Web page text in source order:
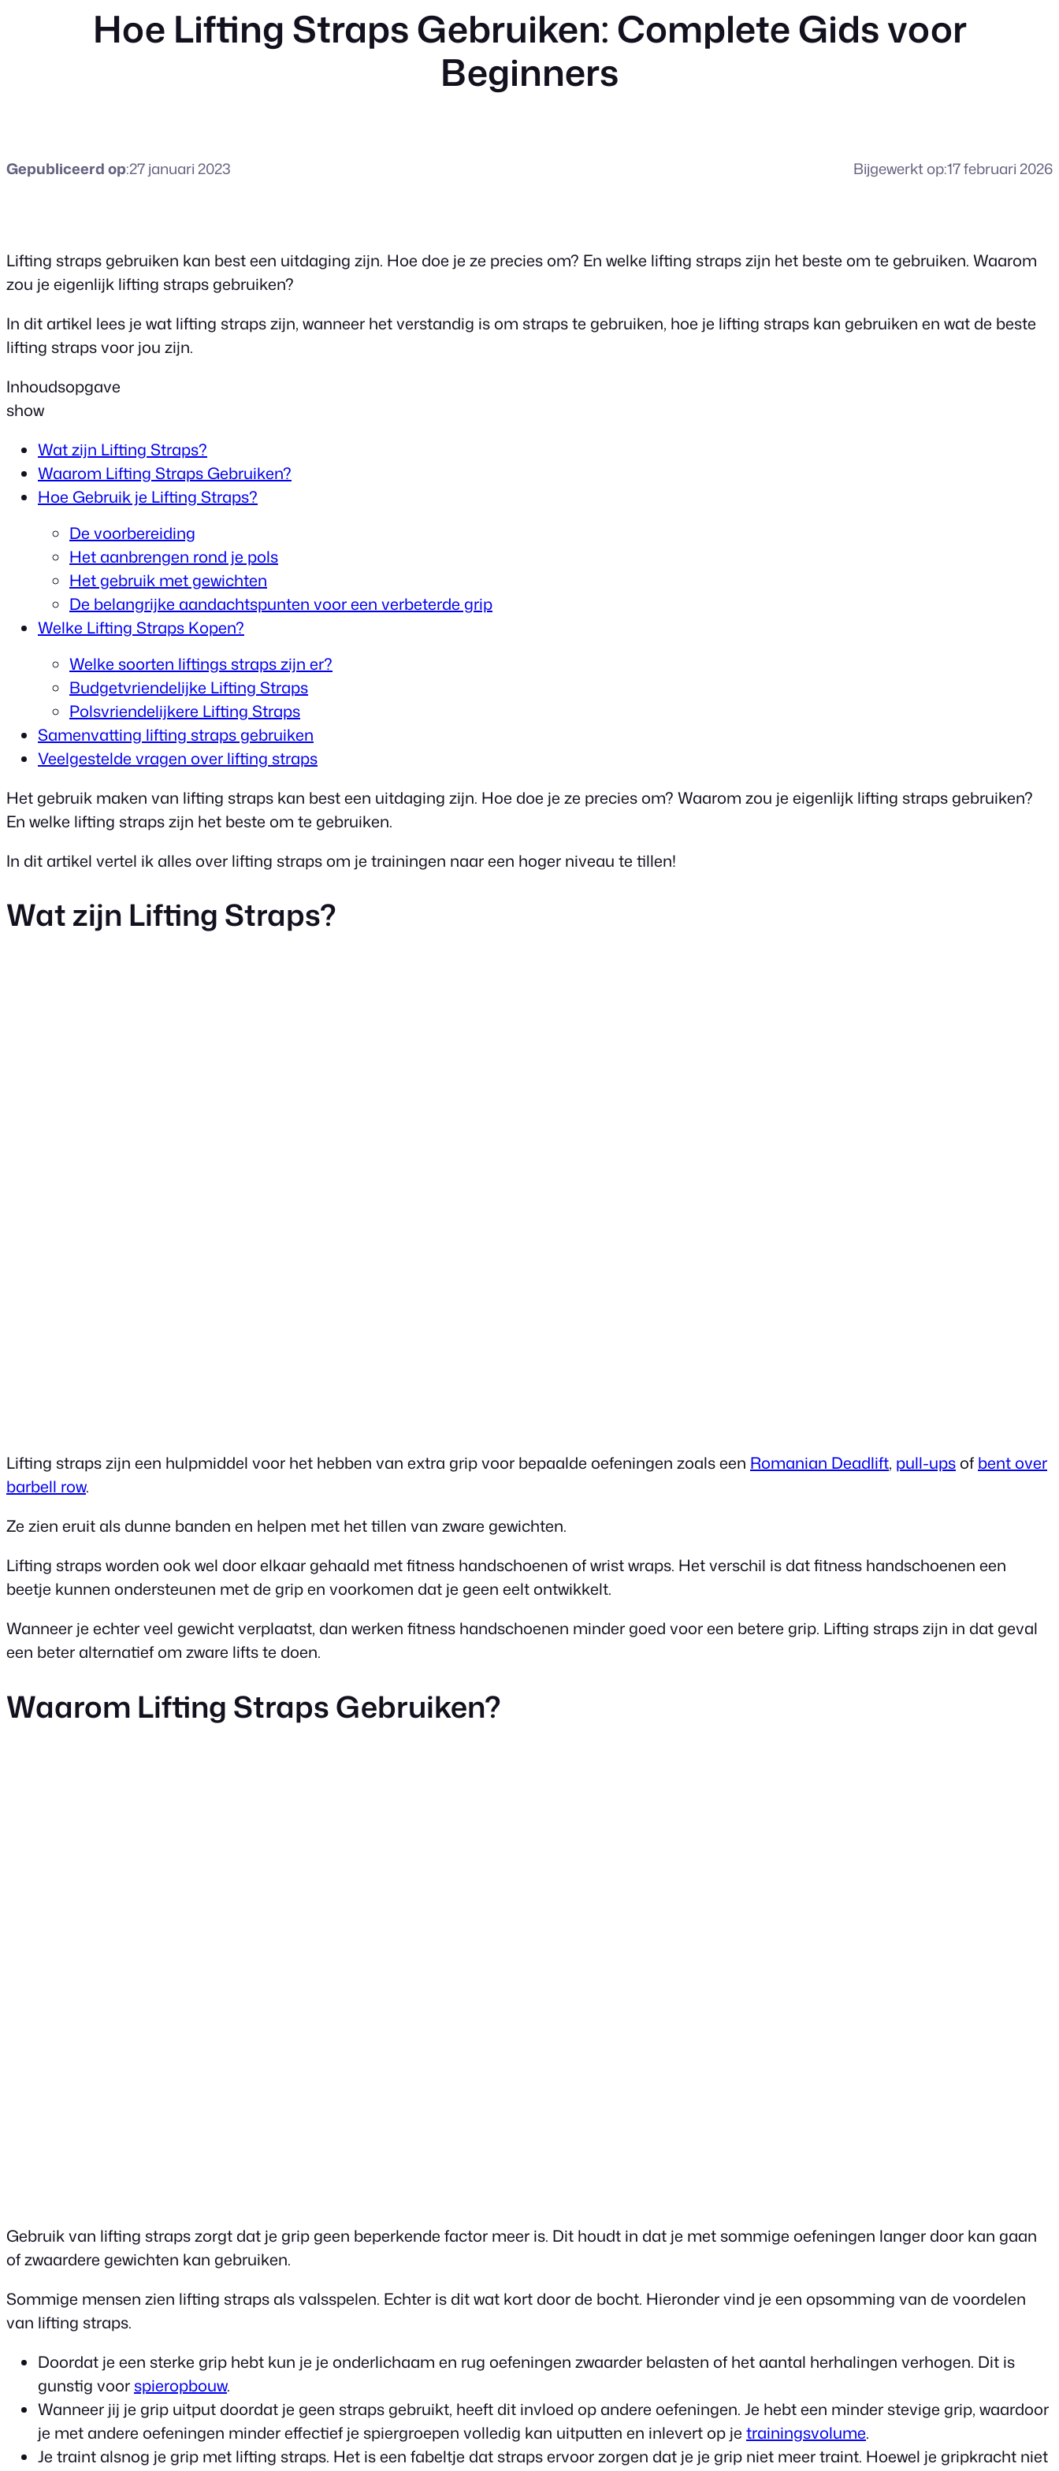
Hoe Lifting Straps Gebruiken: Complete Gids voor
Beginners
Gepubliceerd op:27 januari 2023 Bijgewerkt op:17 februari 2026
Lifting straps gebruiken kan best een uitdaging zijn. Hoe doe je ze precies om? En welke lifting straps zijn het beste om te gebruiken. Waarom
zou je eigenlijk lifting straps gebruiken?
In dit artikel lees je wat lifting straps zijn, wanneer het verstandig is om straps te gebruiken, hoe je lifting straps kan gebruiken en wat de beste
lifting straps voor jou zijn.
Inhoudsopgave
show
Wat zijn Lifting Straps?
Waarom Lifting Straps Gebruiken?
Hoe Gebruik je Lifting Straps?
De voorbereiding
Het aanbrengen rond je pols
Het gebruik met gewichten
De belangrijke aandachtspunten voor een verbeterde grip
Welke Lifting Straps Kopen?
Welke soorten liftings straps zijn er?
Budgetvriendelijke Lifting Straps
Polsvriendelijkere Lifting Straps
Samenvatting lifting straps gebruiken
Veelgestelde vragen over lifting straps
Het gebruik maken van lifting straps kan best een uitdaging zijn. Hoe doe je ze precies om? Waarom zou je eigenlijk lifting straps gebruiken?
En welke lifting straps zijn het beste om te gebruiken.
In dit artikel vertel ik alles over lifting straps om je trainingen naar een hoger niveau te tillen!
Wat zijn Lifting Straps?
Lifting straps zijn een hulpmiddel voor het hebben van extra grip voor bepaalde oefeningen zoals een Romanian Deadlift, pull-upsof bent over
barbell row.
Ze zien eruit als dunne banden en helpen met het tillen van zware gewichten.
Lifting straps worden ook wel door elkaar gehaald met fitness handschoenen of wrist wraps. Het verschil is dat fitness handschoenen een
beetje kunnen ondersteunen met de grip en voorkomen dat je geen eelt ontwikkelt.
Wanneer je echter veel gewicht verplaatst, dan werken fitness handschoenen minder goed voor een betere grip. Lifting straps zijn in dat geval
een beter alternatief om zware lifts te doen.
Waarom Lifting Straps Gebruiken?
Gebruik van lifting straps zorgt dat je grip geen beperkende factor meer is. Dit houdt in dat je met sommige oefeningen langer door kan gaan
of zwaardere gewichten kan gebruiken.
Sommige mensen zien lifting straps als valsspelen. Echter is dit wat kort door de bocht. Hieronder vind je een opsomming van de voordelen
van lifting straps.
Doordat je een sterke grip hebt kun je je onderlichaam en rug oefeningen zwaarder belasten of het aantal herhalingen verhogen. Dit is
gunstig voorspieropbouw.
Wanneer jij je grip uitput doordat je geen straps gebruikt, heeft dit invloed op andere oefeningen. Je hebt een minder stevige grip, waardoor
je met andere oefeningen minder effectief je spiergroepen volledig kan uitputten en inlevert op je trainingsvolume.
Je traint alsnog je grip met lifting straps. Het is een fabeltje dat straps ervoor zorgen dat je je grip niet meer traint. Hoewel je gripkracht niet